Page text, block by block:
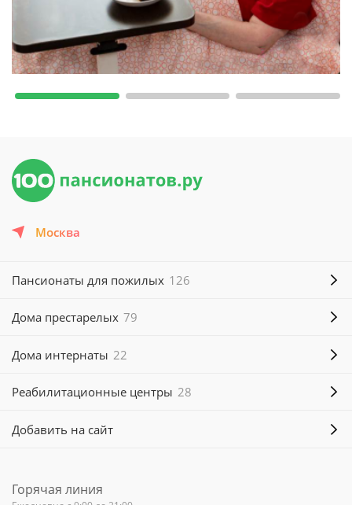
Москва
Добавить на сайт
Пансионаты для пожилых 126
Дома престарелых 79
Дома интернаты 22
Реабилитационные центры 28
Горячая линия